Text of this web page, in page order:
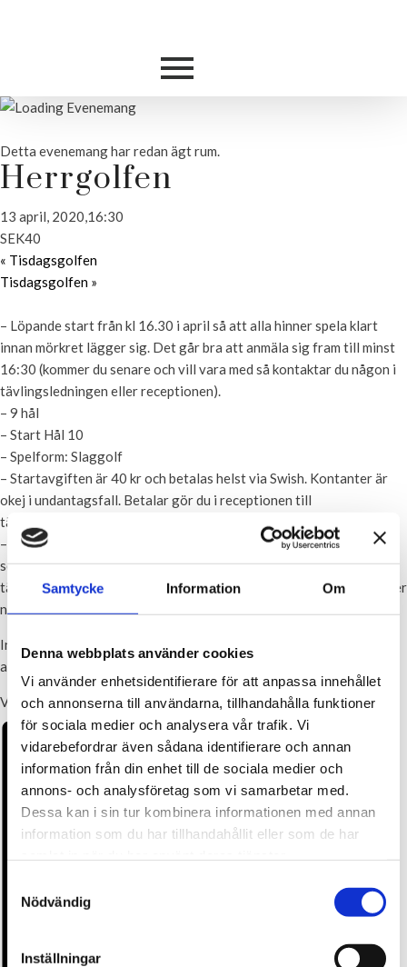
Samtycke Information Om
Denna webbplats använder cookies
Vi använder enhetsidentifierare för att anpassa innehållet
och annonserna till användarna, tillhandahålla funktioner
för sociala medier och analysera vår trafik. Vi
vidarebefordrar även sådana identifierare och annan
information från din enhet till de sociala medier och
annons- och analysföretag som vi samarbetar med.
Dessa kan i sin tur kombinera informationen med annan
information som du har tillhandahållit eller som de har
Nödvändig
Inställningar
Detta evenemang har redan ägt rum.
Herrgolfen
13 april, 2020,16:30
SEK40
« Tisdagsgolfen
Tisdagsgolfen »
– Löpande start från kl 16.30 i april så att alla hinner spela klart
innan mörkret lägger sig. Det går bra att anmäla sig fram till minst
16:30 (kommer du senare och vill vara med så kontaktar du någon i
tävlingsledningen eller receptionen).
– 9 hål
– Start Hål 10
– Spelform: Slaggolf
– Startavgiften är 40 kr och betalas helst via Swish. Kontanter är
okej i undantagsfall. Betalar gör du i receptionen till
tävlingsledaren innan du spelar.
– Prisutdelning hålls direkt efter att sista spelare har lämnat in sitt
scorekort. Det är viktigt att du lämnar in ditt scorekort till någon i
tävlingsledningen. Den som inte lämnar in sitt scorekort får ej heller
några poäng den deltävlingen.
Ingen föranmälan i GIT under rådande corona-situation. Bara till
att dyka upp om man vill vara med.
Väl mött på måndagar!